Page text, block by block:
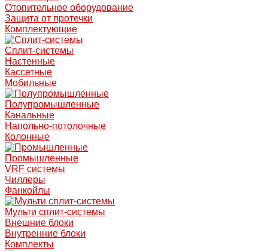
Отопительное оборудование
Защита от протечки
Комплектующие
Сплит-системы
Настенные
Кассетные
Мобильные
Полупромышленные
Канальные
Напольно-потолочные
Колонные
Промышленные
VRF системы
Чиллеры
Фанкойлы
Мульти сплит-системы
Внешние блоки
Внутренние блоки
Комплекты